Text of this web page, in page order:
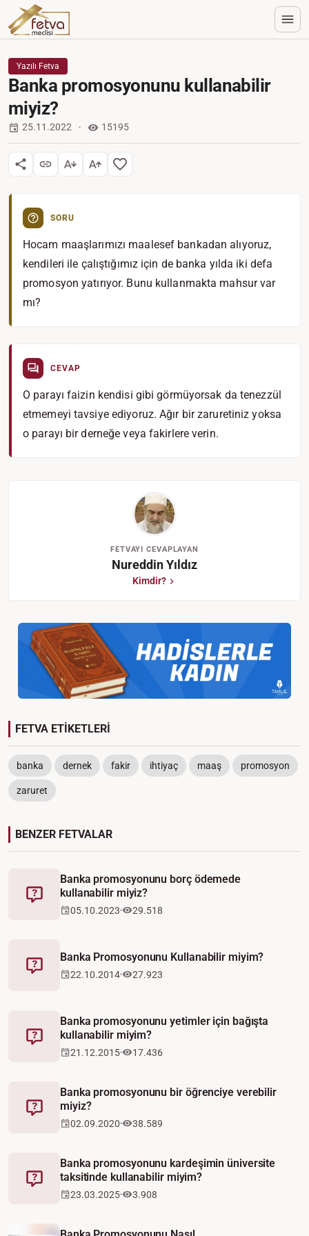
Yazılı Fetva
Banka promosyonunu kullanabilir
miyiz?
25.11.2022 15195
SORU
Hocam maaşlarımızı maalesef bankadan alıyoruz,
kendileri ile çalıştığımız için de banka yılda iki defa
promosyon yatırıyor. Bunu kullanmakta mahsur var
mı?
CEVAP
O parayı faizin kendisi gibi görmüyorsak da tenezzül
etmemeyi tavsiye ediyoruz. Ağır bir zaruretiniz yoksa
o parayı bir derneğe veya fakirlere verin.
FETVAYI CEVAPLAYAN
Nureddin Yıldız
Kimdir?
FETVA ETİKETLERİ
banka dernek fakir ihtiyaç maaş promosyon
zaruret
BENZER FETVALAR
Fetva
Banka promosyonunu borç ödemede
kullanabilir miyiz?
05.10.2023 29.518
Fetva
Banka Promosyonunu Kullanabilir miyim?
22.10.2014 27.923
Fetva
Banka promosyonunu yetimler için bağışta
kullanabilir miyim?
21.12.2015 17.436
Fetva
Banka promosyonunu bir öğrenciye verebilir
miyiz?
02.09.2020 38.589
Fetva
Banka promosyonunu kardeşimin üniversite
taksitinde kullanabilir miyim?
23.03.2025 3.908
Video